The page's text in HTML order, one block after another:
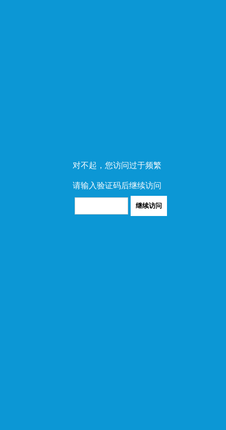
对不起，您访问过于频繁
请输入验证码后继续访问
继续访问